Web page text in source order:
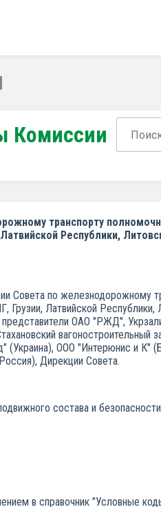
Комиссии
транспорту
Республики,
Совета по железнодорожному
Латвийской
ОАО "РЖД",
вагоностроительный
ООО "Интерюнис и К"
Дирекции Совета.
состава и
в справочник "Условные